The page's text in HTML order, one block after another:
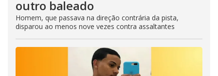
outro baleado
Homem, que passava na direção contrária da pista,
disparou ao menos nove vezes contra assaltantes